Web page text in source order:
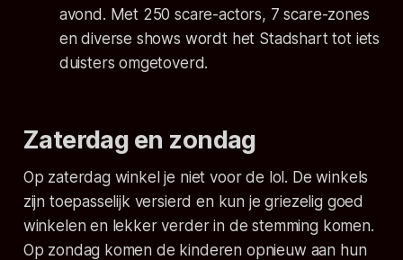
avond. Met 250 scare-actors, 7 scare-zones
en diverse shows wordt het Stadshart tot iets
duisters omgetoverd.
Zaterdag en zondag
Op zaterdag winkel je niet voor de lol. De winkels
zijn toepasselijk versierd en kun je griezelig goed
winkelen en lekker verder in de stemming komen.
Op zondag komen de kinderen opnieuw aan hun